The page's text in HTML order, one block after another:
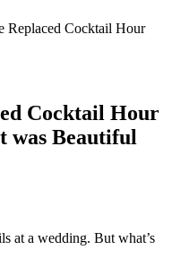
Replaced Cocktail Hour
Cocktail Hour
Beautiful
at a wedding. But what’s